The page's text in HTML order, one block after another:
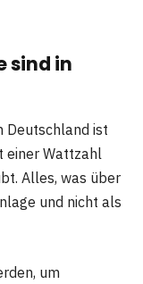
sind in
Deutschland ist
einer Wattzahl
Alles, was über
und nicht als
um